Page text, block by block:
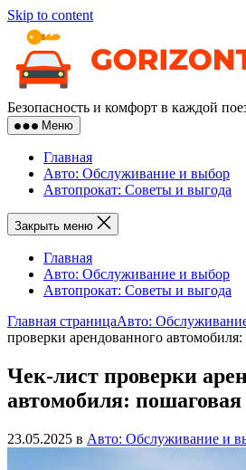
Skip to content
Безопасность и комфорт в каждой
Меню
Главная
Авто: Обслуживание и выбор
Автопрокат: Советы и выгода
Закрыть меню
Главная
Авто: Обслуживание и выбор
Автопрокат: Советы и выгода
Главная страницаАвто:
проверки арендованного
Чек-лист проверки
автомобиля:
23.05.2025 в Авто: Обслуживание и